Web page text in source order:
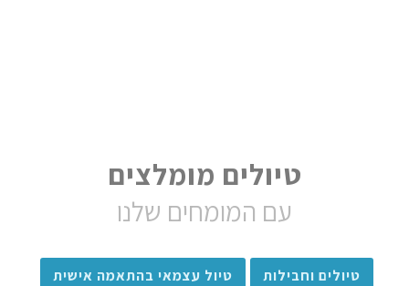
טיולים מומלצים
עם המומחים שלנו
טיולים וחבילות טיול עצמאי בהתאמה אישית